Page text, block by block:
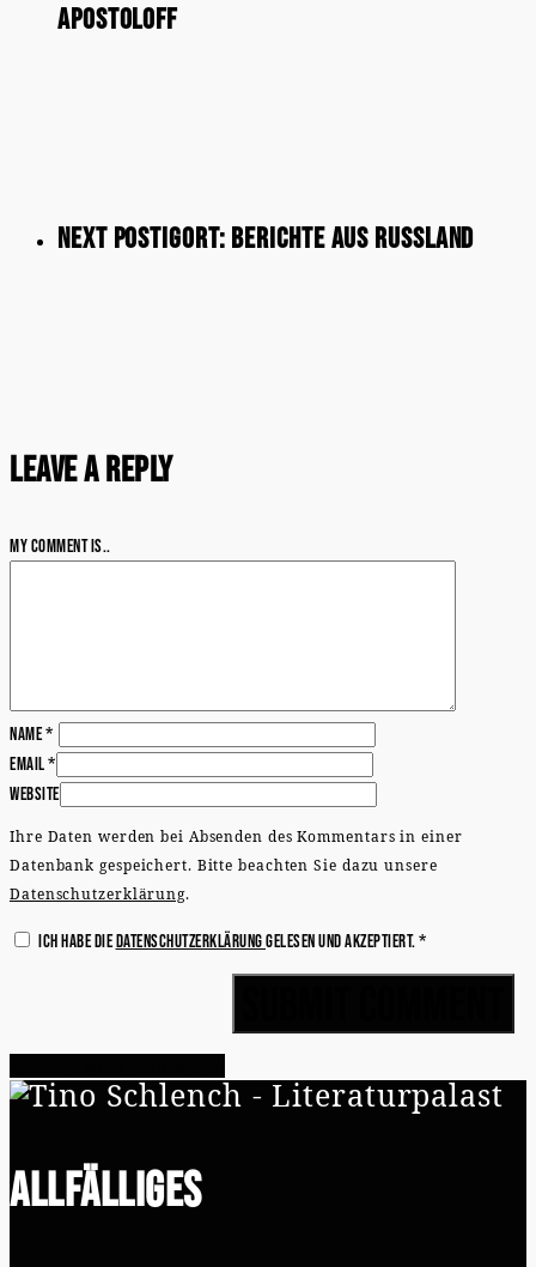
Apostoloff
Next Post Igort: Berichte aus Russland
Leave a Reply
My comment is..
Name*
Email*
Website
Ihre Daten werden bei Absenden des Kommentars in einer
Datenbank gespeichert. Bitte beachten Sie dazu unsere
Datenschutzerklärung.
Ich habe dieDatenschutzerklärunggelesen und akzeptiert.*
Allfälliges